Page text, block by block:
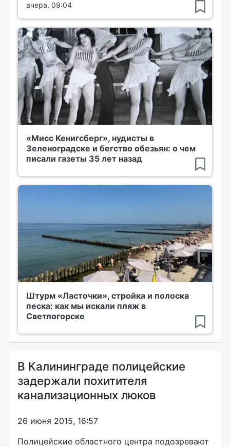
вчера, 09:04
«Мисс Кенигсберг», нудисты в
Зеленоградске и бегство обезьян: о чем
писали газеты 35 лет назад
Штурм «Ласточки», стройка и полоска
песка: как мы искали пляж в
Светлогорске
В Калининграде полицейские
задержали похитителя
канализационных люков
26 июня 2015, 16:57
Полицейские областного центра подозревают